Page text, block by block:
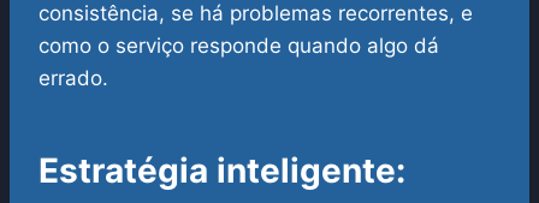
consistência, se há problemas recorrentes, e
como o serviço responde quando algo dá
errado.
Estratégia inteligente: